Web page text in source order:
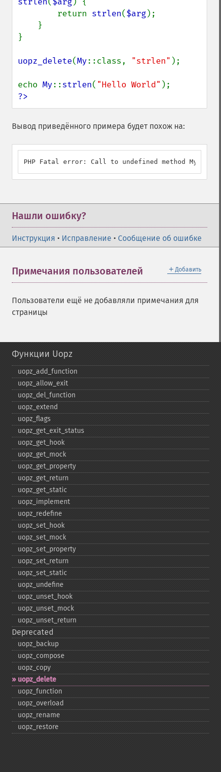
        return
strlen($arg);
}
uopz_delete(My::class, "strlen" );
echo My::strlen( "Hello World"
?>
Вывод приведённого примера будет похож на:
PHP Fatal error: Call to undefined method
Нашли ошибку?
Инструкция • Исправление • Сообщение об ошибке
＋ Добавить
Примечания пользователей
Пользователи ещё не добавляли примечания для
страницы
Функции Uopz
uopz_​add_​function
uopz_​allow_​exit
uopz_​del_​function
uopz_​extend
uopz_​flags
uopz_​get_​exit_​status
uopz_​get_​hook
uopz_​get_​mock
uopz_​get_​property
uopz_​get_​return
uopz_​get_​static
uopz_​implement
uopz_​redefine
uopz_​set_​hook
uopz_​set_​mock
uopz_​set_​property
uopz_​set_​return
uopz_​set_​static
uopz_​undefine
uopz_​unset_​hook
uopz_​unset_​mock
uopz_​unset_​return
Deprecated
uopz_​backup
uopz_​compose
uopz_​copy
uopz_​delete
uopz_​function
uopz_​overload
uopz_​rename
uopz_​restore